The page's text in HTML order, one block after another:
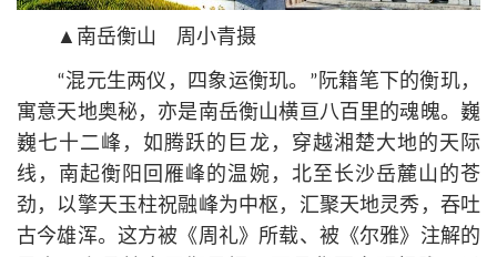
▲南岳衡山 周小青摄
“混元生两仪，四象运衡玑。”阮籍笔下的衡玑，
寓意天地奥秘，亦是南岳衡山横亘八百里的魂魄。巍
巍七十二峰，如腾跃的巨龙，穿越湘楚大地的天际
线，南起衡阳回雁峰的温婉，北至长沙岳麓山的苍
劲，以擎天玉柱祝融峰为中枢，汇聚天地灵秀，吞吐
古今雄浑。这方被《周礼》所载、被《尔雅》注解的